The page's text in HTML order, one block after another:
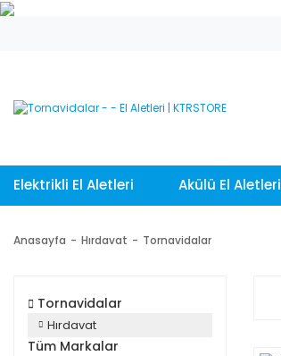
Elektrikli El Aletleri Akülü El Aletleri
Anasayfa Hırdavat Tornavidalar
Tornavidalar
Hırdavat
Tüm Markalar